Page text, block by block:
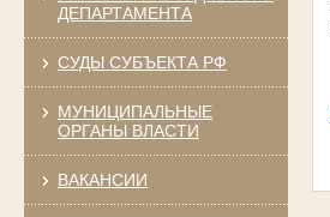
ДЕПАРТАМЕНТА
СУДЫ СУБЪЕКТА РФ
МУНИЦИПАЛЬНЫЕ
ОРГАНЫ ВЛАСТИ
ВАКАНСИИ